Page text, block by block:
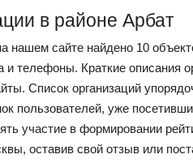
в районе Арбат
нашем сайте найдено 10
и телефоны. Краткие описания
Список организаций
пользователей, уже
участие в формировании
оставив свой отзыв или